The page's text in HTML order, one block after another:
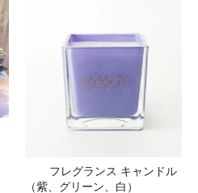
フレグランス キャンドル
（紫、グリーン、白）